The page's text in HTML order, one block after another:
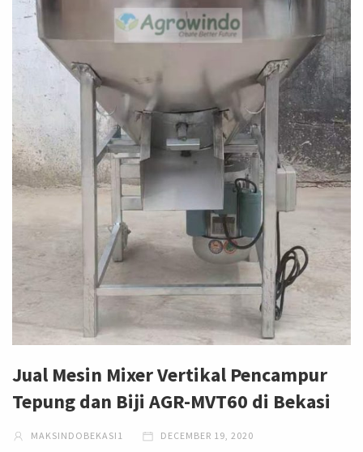
Jual Mesin Mixer Vertikal Pencampur
Tepung dan Biji AGR-MVT60 di Bekasi
MAKSINDOBEKASI1 DECEMBER 19, 2020